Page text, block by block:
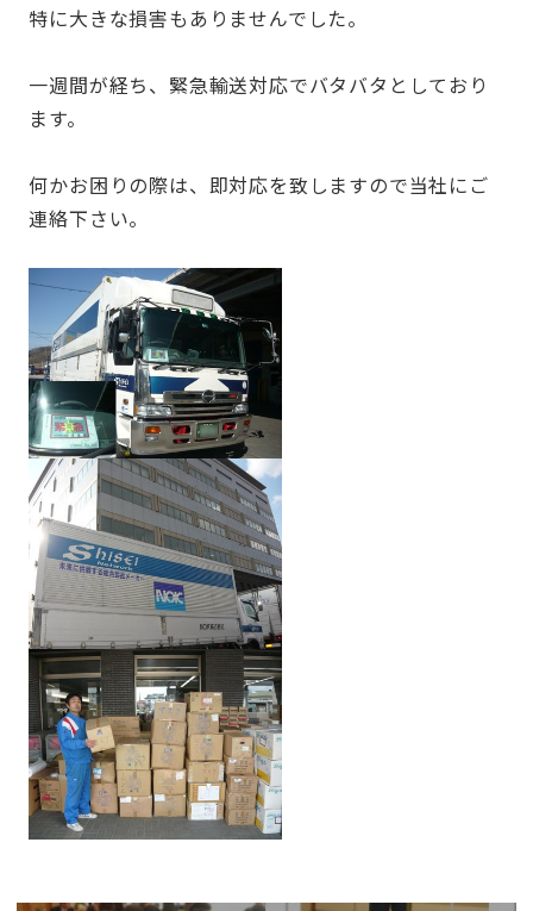
特に大きな損害もありませんでした。
一週間が経ち、緊急輸送対応でバタバタとしており
ます。
何かお困りの際は、即対応を致しますので当社にご
連絡下さい。